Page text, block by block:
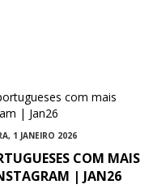
1 JANEIRO 2026
COM MAIS
| JAN26